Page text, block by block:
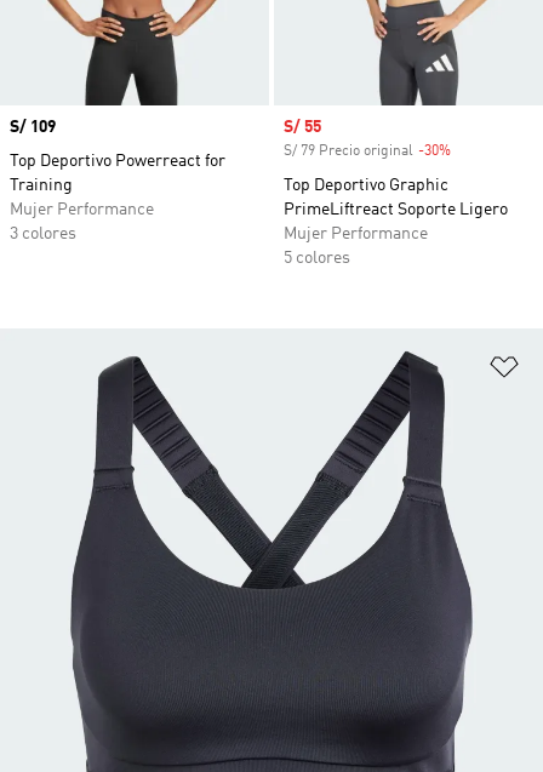
Precio
S/ 109
Top Deportivo Powerreact for
Training
Mujer Performance
3 colores
Precio de venta
S/ 55
S/ 79 Precio original -30%
Top Deportivo Graphic
PrimeLiftreact Soporte Ligero
Mujer Performance
5 colores